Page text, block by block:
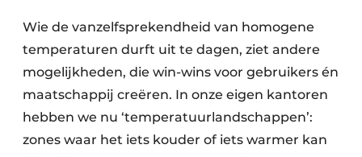
Wie de vanzelfsprekendheid van homogene
temperaturen durft uit te dagen, ziet andere
mogelijkheden, die win-wins voor gebruikers én
maatschappij creëren. In onze eigen kantoren
hebben we nu ‘temperatuurlandschappen’:
zones waar het iets kouder of iets warmer kan